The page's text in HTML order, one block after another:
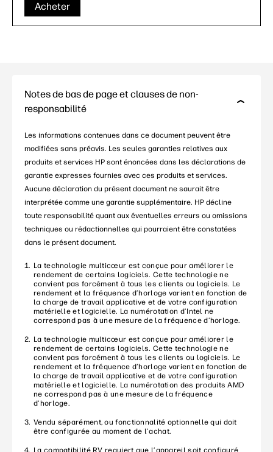
Acheter
Notes de bas de page et clauses de non-
responsabilité
Les informations contenues dans ce document peuvent être
modifiées sans préavis. Les seules garanties relatives aux
produits et services HP sont énoncées dans les déclarations de
garantie expresses fournies avec ces produits et services.
Aucune déclaration du présent document ne saurait être
interprétée comme une garantie supplémentaire. HP décline
toute responsabilité quant aux éventuelles erreurs ou omissions
techniques ou rédactionnelles qui pourraient être constatées
dans le présent document.
La technologie multicœur est conçue pour améliorer le
rendement de certains logiciels. Cette technologie ne
convient pas forcément à tous les clients ou logiciels. Le
rendement et la fréquence d’horloge varient en fonction de
la charge de travail applicative et de votre configuration
matérielle et logicielle. La numérotation d’Intel ne
correspond pas à une mesure de la fréquence d’horloge.
La technologie multicœur est conçue pour améliorer le
rendement de certains logiciels. Cette technologie ne
convient pas forcément à tous les clients ou logiciels. Le
rendement et la fréquence d’horloge varient en fonction de
la charge de travail applicative et de votre configuration
matérielle et logicielle. La numérotation des produits AMD
ne correspond pas à une mesure de la fréquence
d’horloge.
Vendu séparément, ou fonctionnalité optionnelle qui doit
être configurée au moment de l’achat.